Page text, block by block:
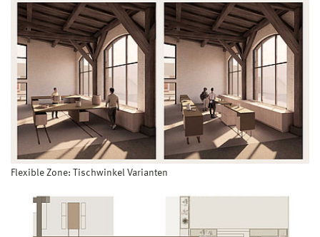
Flexible Zone: Tischwinkel Varianten